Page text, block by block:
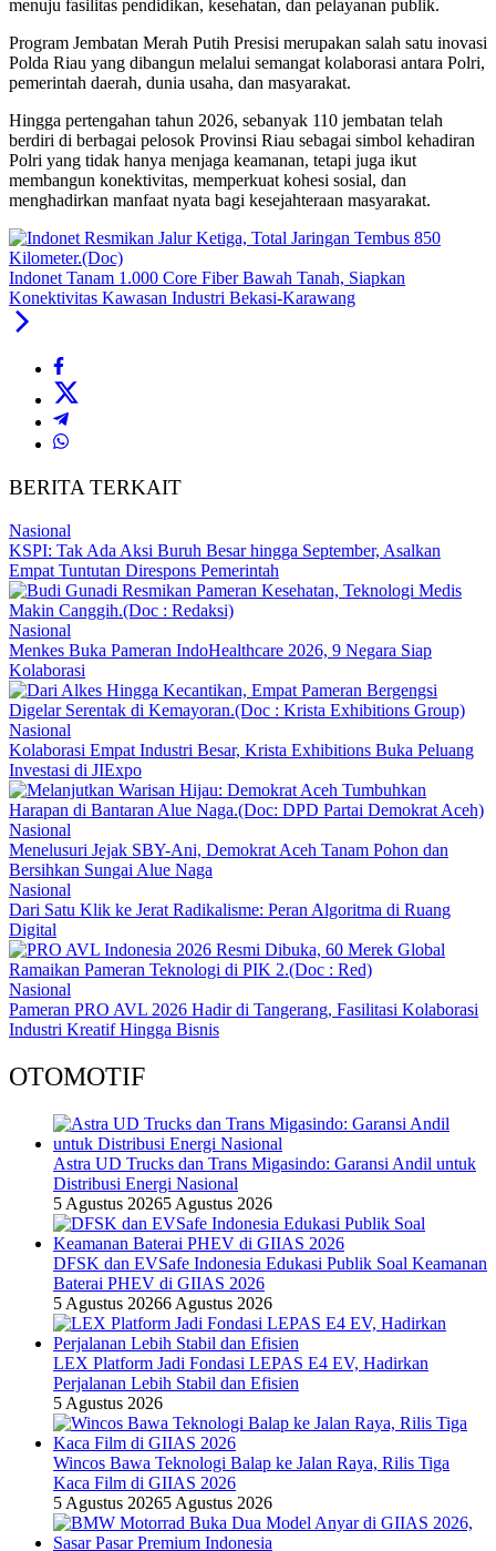
menuju fasilitas pendidikan, kesehatan, dan pelayanan publik.
Program Jembatan Merah Putih Presisi merupakan salah satu inovasi
Polda Riau yang dibangun melalui semangat kolaborasi antara Polri,
pemerintah daerah, dunia usaha, dan masyarakat.
Hingga pertengahan tahun 2026, sebanyak 110 jembatan telah
berdiri di berbagai pelosok Provinsi Riau sebagai simbol kehadiran
Polri yang tidak hanya menjaga keamanan, tetapi juga ikut
membangun konektivitas, memperkuat kohesi sosial, dan
menghadirkan manfaat nyata bagi kesejahteraan masyarakat.
Indonet Tanam 1.000 Core Fiber Bawah Tanah, Siapkan
Konektivitas Kawasan Industri Bekasi-Karawang
BERITA TERKAIT
Nasional
KSPI: Tak Ada Aksi Buruh Besar hingga September, Asalkan
Empat Tuntutan Direspons Pemerintah
Nasional
Menkes Buka Pameran IndoHealthcare 2026, 9 Negara Siap
Kolaborasi
Nasional
Kolaborasi Empat Industri Besar, Krista Exhibitions Buka Peluang
Investasi di JIExpo
Nasional
Menelusuri Jejak SBY-Ani, Demokrat Aceh Tanam Pohon dan
Bersihkan Sungai Alue Naga
Nasional
Dari Satu Klik ke Jerat Radikalisme: Peran Algoritma di Ruang
Digital
Nasional
Pameran PRO AVL 2026 Hadir di Tangerang, Fasilitasi Kolaborasi
Industri Kreatif Hingga Bisnis
OTOMOTIF
Astra UD Trucks dan Trans Migasindo: Garansi Andil untuk
Distribusi Energi Nasional
5 Agustus 20265 Agustus 2026
DFSK dan EVSafe Indonesia Edukasi Publik Soal Keamanan
Baterai PHEV di GIIAS 2026
5 Agustus 20266 Agustus 2026
LEX Platform Jadi Fondasi LEPAS E4 EV, Hadirkan
Perjalanan Lebih Stabil dan Efisien
5 Agustus 2026
Wincos Bawa Teknologi Balap ke Jalan Raya, Rilis Tiga
Kaca Film di GIIAS 2026
5 Agustus 20265 Agustus 2026